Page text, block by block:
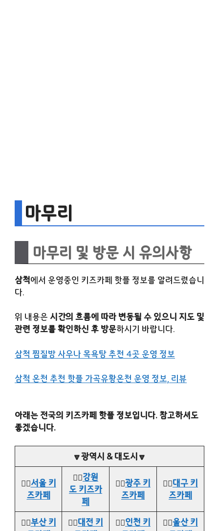
마무리
마무리 및 방문 시 유의사항
삼척에서 운영중인 키즈카페 핫플 정보를 알려드렸습니
다.
위 내용은 시간의 흐름에 따라 변동될 수 있으니 지도 및
관련 정보를 확인하신 후 방문하시기 바랍니다.
삼척 찜질방 사우나 목욕탕 추천 4곳 운영 정보
삼척 온천 추천 핫플 가곡유황온천 운영 정보, 리뷰
아래는 전국의 키즈카페 핫플 정보입니다. 참고하셔도
좋겠습니다.
🔽광역시 & 대도시🔽
👉🏻서울 키
즈카페
👉🏻강원
도 키즈카
페
👉🏻광주 키
즈카페
👉🏻대구 키
즈카페
👉🏻부산 키
👉🏻대전 키
👉🏻인천 키
👉🏻울산 키